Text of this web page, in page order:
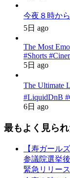
今夜８時か
5日 ago
The Most
#Shorts
5日 ago
The Ultimate
#LiquidDnB
6日 ago
最もよく見ら
【寿ガール
参議院選挙
緊急リリー